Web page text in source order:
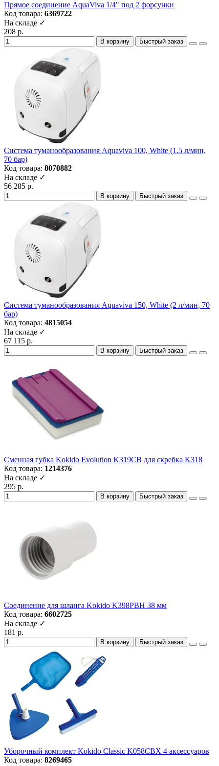
Прямое соединение AquaViva 1/4" под 2 форсунки
Код товара: 6369722
На складе ✓
208 р.
В корзину Быстрый заказ
Система туманообразования Aquaviva 100, White (1.5 л/мин,
70 бар)
Код товара: 8070882
На складе ✓
56 285 р.
В корзину Быстрый заказ
Система туманообразования Aquaviva 150, White (2 л/мин, 70
бар)
Код товара: 4815054
На складе ✓
67 115 р.
В корзину Быстрый заказ
Сменная губка Kokido Evolution K319CB для скребка K318
Код товара: 1214376
На складе ✓
295 р.
В корзину Быстрый заказ
Соединение для шланга Kokido K398PBH 38 мм
Код товара: 6602725
На складе ✓
181 р.
В корзину Быстрый заказ
Уборочный комплект Kokido Classic K058CBX 4 аксессуаров
Код товара: 8269465